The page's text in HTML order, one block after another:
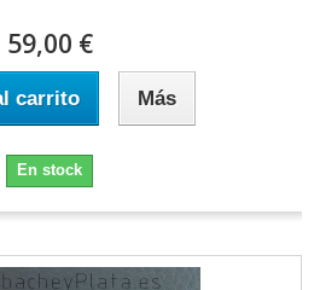
59,00 €
carrito Más
En stock